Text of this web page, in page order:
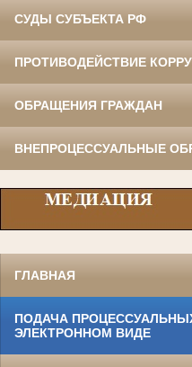
СУДЫ СУБЪЕКТА РФ
ПРОТИВОДЕЙСТВИЕ
ОБРАЩЕНИЯ ГРАЖДАН
ВНЕПРОЦЕССУАЛЬНЫЕ
ГЛАВНАЯ
ПОДАЧА
ЭЛЕКТРОННОМ ВИДЕ